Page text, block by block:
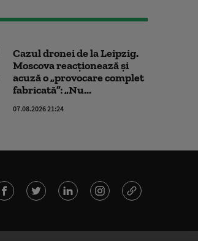
Cazul dronei de la Leipzig.
Moscova reacționează și
acuză o „provocare complet
fabricată”: „Nu...
07.08.2026 21:24